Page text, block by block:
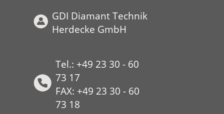
GDI Diamant Technik
Herdecke GmbH
Tel.: +49 23 30 - 60
73 17
FAX: +49 23 30 - 60
73 18